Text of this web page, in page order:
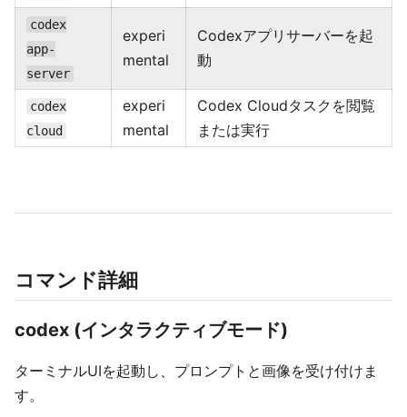
codex
app-
server
experi
mental
Codexアプリサーバーを起
動
codex
cloud
experi
mental
Codex Cloudタスクを閲覧
または実行
コマンド詳細
codex (インタラクティブモード)
ターミナルUIを起動し、プロンプトと画像を受け付けま
す。